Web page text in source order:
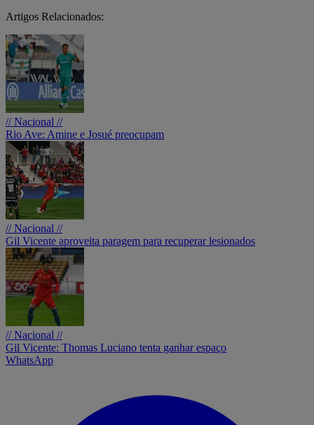
Artigos Relacionados:
// Nacional //
Rio Ave: Amine e Josué preocupam
// Nacional //
Gil Vicente aproveita paragem para recuperar lesionados
// Nacional //
Gil Vicente: Thomas Luciano tenta ganhar espaço
WhatsApp